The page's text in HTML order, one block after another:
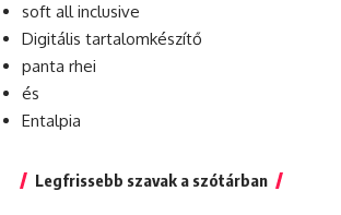
soft all inclusive
Digitális tartalomkészítő
panta rhei
és
Entalpia
Legfrissebb szavak a szótárban